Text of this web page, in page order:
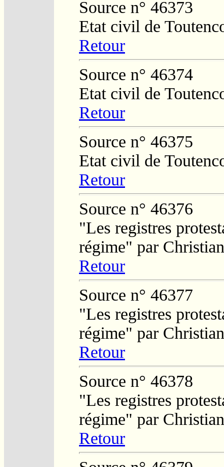
Source n° 46373
Etat civil de
Retour
Source n° 46374
Etat civil de
Retour
Source n° 46375
Etat civil de
Retour
Source n° 46376
"Les registres
régime" par
Retour
Source n° 46377
"Les registres
régime" par
Retour
Source n° 46378
"Les registres
régime" par
Retour